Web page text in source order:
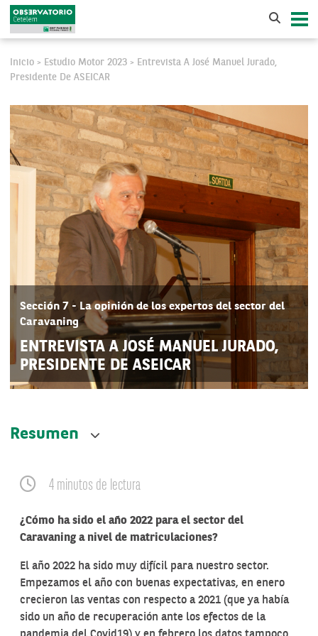
Inicio > Estudio Motor 2023 >
Entrevista A José Manuel Jurado,
Presidente De ASEICAR
Sección 7 - La opinión de los expertos del sector del
Caravaning
ENTREVISTA A JOSÉ MANUEL JURADO,
PRESIDENTE DE ASEICAR
4 minutos de lectura
¿Cómo ha sido el año 2022 para el sector del
Caravaning a nivel de matriculaciones?
El año 2022 ha sido muy difícil para nuestro sector.
Empezamos el año con buenas expectativas, en enero
crecieron las ventas con respecto a 2021 (que ya había
sido un año de recuperación ante los efectos de la
Resumen